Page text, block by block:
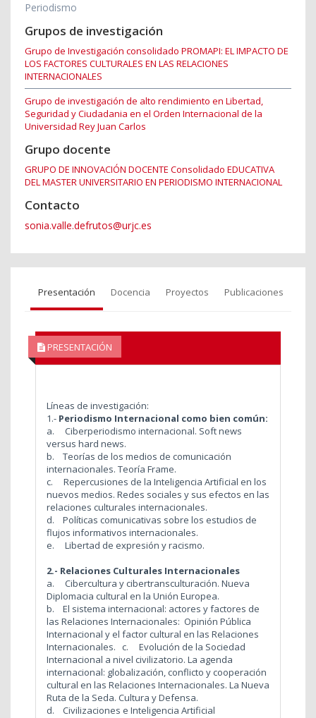
Periodismo
Grupos de investigación
Grupo de Investigación consolidado PROMAPI: EL IMPACTO DE
LOS FACTORES CULTURALES EN LAS RELACIONES
INTERNACIONALES
Grupo de investigación de alto rendimiento en Libertad,
Seguridad y Ciudadania en el Orden Internacional de la
Universidad Rey Juan Carlos
Grupo docente
GRUPO DE INNOVACIÓN DOCENTE Consolidado EDUCATIVA
DEL MASTER UNIVERSITARIO EN PERIODISMO INTERNACIONAL
Contacto
sonia.valle.defrutos@urjc.es
Presentación Docencia Proyectos Publicaciones
PRESENTACIÓN
Líneas de investigación:
1.- Periodismo Internacional como bien común:
a. Ciberperiodismo internacional. Soft news
versus hard news.
b. Teorías de los medios de comunicación
internacionales. Teoría Frame.
c. Repercusiones de la Inteligencia Artificial en los
nuevos medios. Redes sociales y sus efectos en las
relaciones culturales internacionales.
d. Políticas comunicativas sobre los estudios de
flujos informativos internacionales.
e. Libertad de expresión y racismo.
2.- Relaciones Culturales Internacionales
a. Cibercultura y cibertransculturación. Nueva
Diplomacia cultural en la Unión Europea.
b. El sistema internacional: actores y factores de
las Relaciones Internacionales: Opinión Pública
Internacional y el factor cultural en las Relaciones
Internacionales.
c. Evolución de la Sociedad
Internacional a nivel civilizatorio. La agenda
internacional: globalización, conflicto y cooperación
cultural en las Relaciones Internacionales. La Nueva
Ruta de la Seda. Cultura y Defensa.
d. Civilizaciones e Inteligencia Artificial